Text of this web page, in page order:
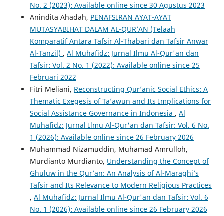
No. 2 (2023): Available online since 30 Agustus 2023
Anindita Ahadah, PENAFSIRAN AYAT-AYAT
MUTASYABIHAT DALAM AL-QUR’AN (Telaah
Komparatif Antara Tafsir Al-Thabari dan Tafsir Anwar
Al-Tanzil) , Al Muhafidz: Jurnal Ilmu Al-Qur'an dan
Tafsir: Vol. 2 No. 1 (2022): Available online since 25
Februari 2022
Fitri Meliani, Reconstructing Qur’anic Social Ethics: A
Thematic Exegesis of Ta’awun and Its Implications for
Social Assistance Governance in Indonesia , Al
Muhafidz: Jurnal Ilmu Al-Qur'an dan Tafsir: Vol. 6 No.
1 (2026): Available online since 26 February 2026
Muhammad Nizamuddin, Muhamad Amrulloh,
Murdianto Murdianto, Understanding the Concept of
Ghuluw in the Qur’an: An Analysis of Al-Maraghi’s
Tafsir and Its Relevance to Modern Religious Practices
, Al Muhafidz: Jurnal Ilmu Al-Qur'an dan Tafsir: Vol. 6
No. 1 (2026): Available online since 26 February 2026